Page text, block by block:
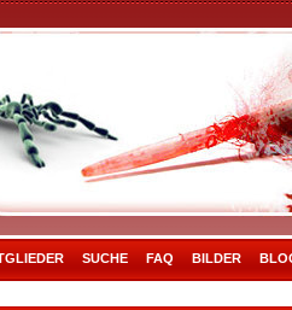
SUCHE FAQ BILDER